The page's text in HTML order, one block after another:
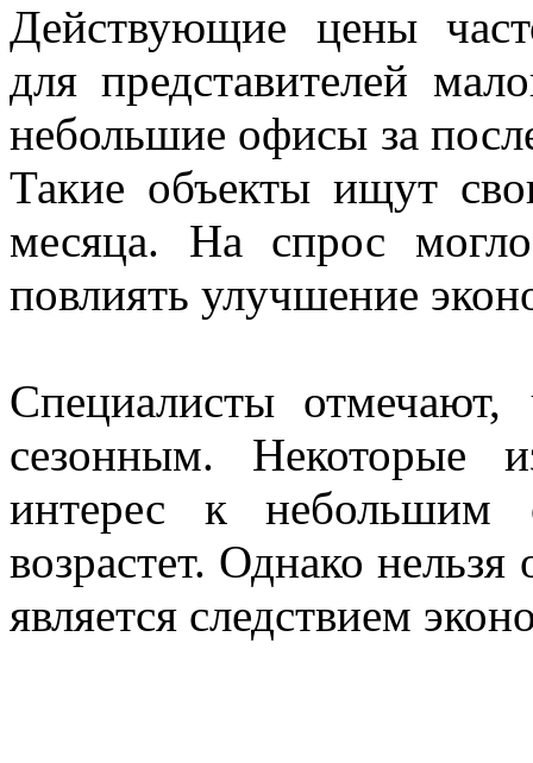
Действующие цены
для представителей
небольшие офисы за
Такие объекты ищут
месяца. На спрос
повлиять улучшение
Специалисты
сезонным. Некоторые
интерес к небольшим
возрастет. Однако
является следствием